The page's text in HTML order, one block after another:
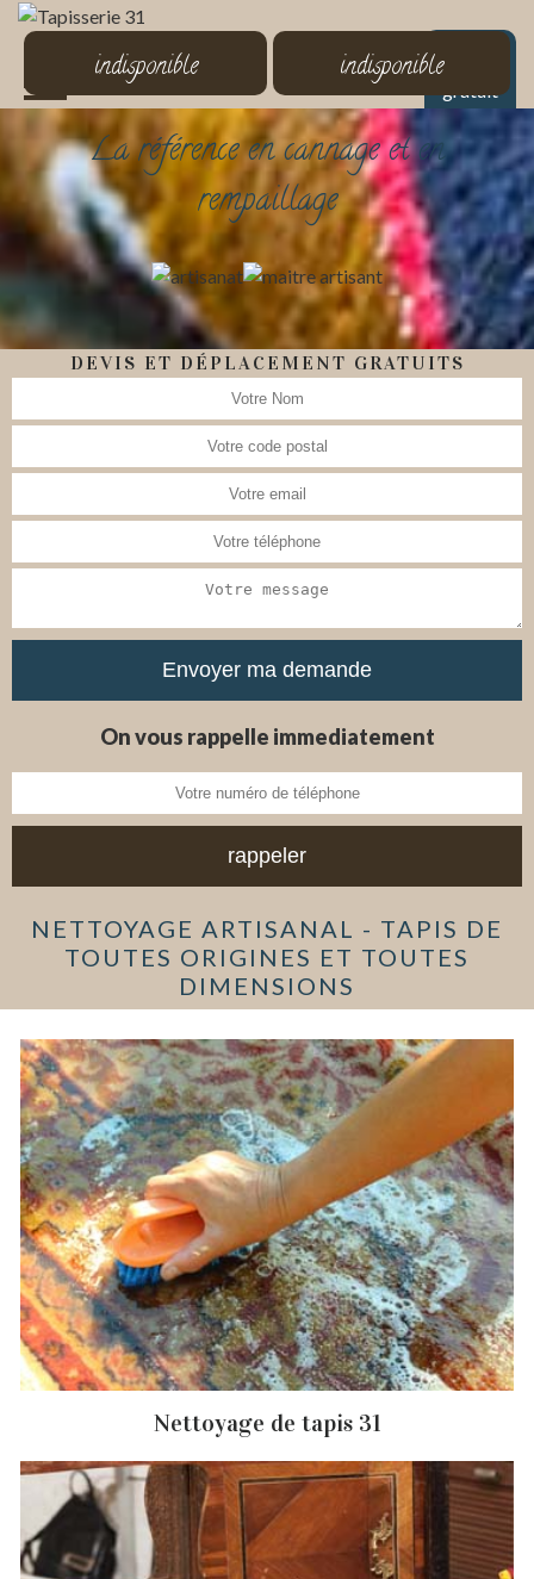
Devis
gratuit
indisponible indisponible
La référence en cannage et en
rempaillage
DEVIS ET DÉPLACEMENT GRATUITS
On vous rappelle immediatement
NETTOYAGE ARTISANAL - TAPIS DE
TOUTES ORIGINES ET TOUTES
DIMENSIONS
Nettoyage de tapis 31